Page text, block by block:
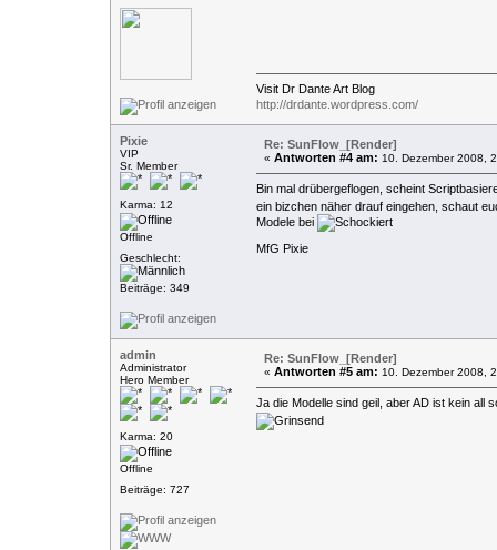
Visit Dr Dante Art Blog
http://drdante.wordpress.com/
Pixie
VIP
Sr. Member
Karma: 12
Offline
Geschlecht:
Beiträge: 349
Re: SunFlow_[Render]
« Antworten #4 am: 10. Dezember 2008,
Bin mal drübergeflogen, scheint
ein bizchen näher drauf eingehen, schaut
Modele bei
MfG Pixie
admin
Administrator
Hero Member
Karma: 20
Offline
Beiträge: 727
Re: SunFlow_[Render]
« Antworten #5 am: 10. Dezember 2008,
Ja die Modelle sind geil, aber AD ist kein all